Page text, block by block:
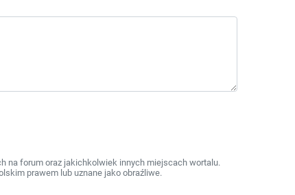
na forum oraz jakichkolwiek innych miejscach wortalu.
prawem lub uznane jako obraźliwe.